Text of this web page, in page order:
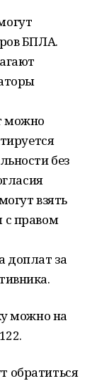
БПЛА.
можно
без
взять
с правом
доплат за
можно на
обратиться